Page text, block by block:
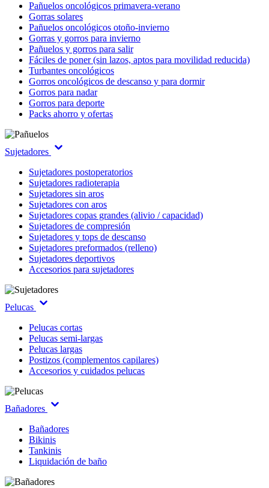
Pañuelos oncológicos primavera-verano
Gorras solares
Pañuelos oncológicos otoño-invierno
Gorras y gorros para invierno
Pañuelos y gorros para salir
Fáciles de poner (sin lazos, aptos para movilidad reducida)
Turbantes oncológicos
Gorros oncológicos de descanso y para dormir
Gorros para nadar
Gorros para deporte
Packs ahorro y ofertas
Sujetadores
Sujetadores postoperatorios
Sujetadores radioterapia
Sujetadores sin aros
Sujetadores con aros
Sujetadores copas grandes (alivio / capacidad)
Sujetadores de compresión
Sujetadores y tops de descanso
Sujetadores preformados (relleno)
Sujetadores deportivos
Accesorios para sujetadores
Pelucas
Pelucas cortas
Pelucas semi-largas
Pelucas largas
Postizos (complementos capilares)
Accesorios y cuidados pelucas
Bañadores
Bañadores
Bikinis
Tankinis
Liquidación de baño